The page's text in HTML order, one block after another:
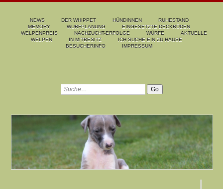
NEWS DER WHIPPET HÜNDINNEN
RUHESTAND
MEMORY
WURFPLANUNG
EINGESETZTE DECKRÜDEN
WELPENPREIS
NACHZUCHT-ERFOLGE WÜRFE
AKTUELLE
WELPEN
IN MITBESITZ
ICH SUCHE EIN ZU HAUSE
BESUCHERINFO
IMPRESSUM